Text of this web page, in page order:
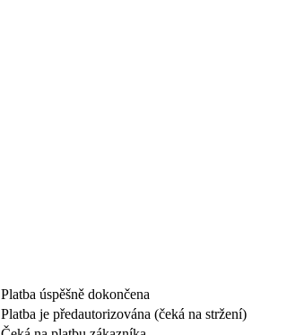
Platba úspěšně dokončena
Platba je předautorizována (čeká na stržení)